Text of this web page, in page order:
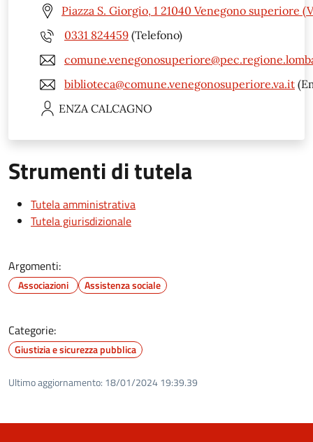
Piazza S. Giorgio, 1 21040 Venegono superiore
0331 824459 (Telefono)
biblioteca@comune.venegonosuperiore.va.it
ENZA CALCAGNO
Strumenti di tutela
Tutela amministrativa
Tutela giurisdizionale
Argomenti:
Associazioni Assistenza sociale
Categorie:
Giustizia e sicurezza pubblica
Ultimo aggiornamento: 18/01/2024 19:39.39